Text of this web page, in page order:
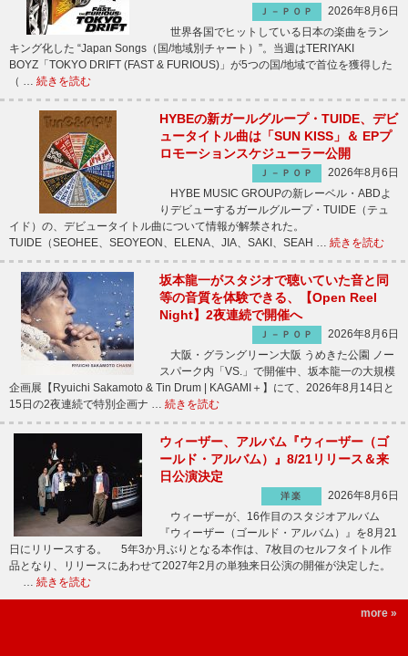
Ｊ－ＰＯＰ
2026年8月6日
世界各国でヒットしている日本の楽曲をラン
キング化した “Japan Songs（国/地域別チャート）”。当週はTERIYAKI
BOYZ「TOKYO DRIFT (FAST & FURIOUS)」が5つの国/地域で首位を獲得した
（ … 続きを読む
HYBEの新ガールグループ・TUIDE、デビ
ュータイトル曲は「SUN KISS」＆ EPプ
ロモーションスケジューラー公開
Ｊ－ＰＯＰ
2026年8月6日
HYBE MUSIC GROUPの新レーベル・ABDよ
りデビューするガールグループ・TUIDE（テュ
イド）の、デビュータイトル曲について情報が解禁された。
TUIDE（SEOHEE、SEOYEON、ELENA、JIA、SAKI、SEAH … 続きを読む
坂本龍一がスタジオで聴いていた音と同
等の音質を体験できる、【Open Reel
Night】2夜連続で開催へ
Ｊ－ＰＯＰ
2026年8月6日
大阪・グラングリーン大阪 うめきた公園 ノー
スパーク内「VS.」で開催中、坂本龍一の大規模
企画展【Ryuichi Sakamoto & Tin Drum | KAGAMI＋】にて、2026年8月14日と
15日の2夜連続で特別企画ナ … 続きを読む
ウィーザー、アルバム『ウィーザー（ゴ
ールド・アルバム）』8/21リリース＆来
日公演決定
洋楽
2026年8月6日
ウィーザーが、16作目のスタジオアルバム
『ウィーザー（ゴールド・アルバム）』を8月21
日にリリースする。 5年3か月ぶりとなる本作は、7枚目のセルフタイトル作
品となり、リリースにあわせて2027年2月の単独来日公演の開催が決定した。
… 続きを読む
more »